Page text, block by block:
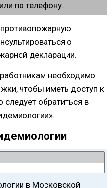
по телефону.
о
декларации.
необходимо
чтобы иметь доступ к
следует обратиться в
в Московской